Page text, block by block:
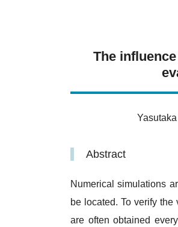
The
Abstract
Numerical simulations
be located. To verify
are often obtained